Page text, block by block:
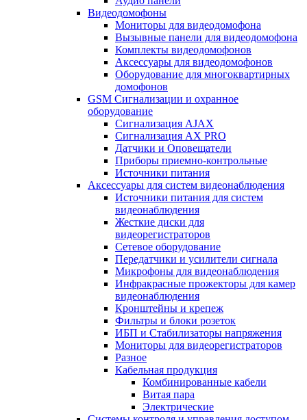
Видеодомофоны
Мониторы для видеодомофона
Вызывные панели для видеодомофона
Комплекты видеодомофонов
Аксессуары для видеодомофонов
Оборудование для многоквартирных
домофонов
GSM Сигнализации и охранное
оборудование
Сигнализация AJAX
Сигнализация AX PRO
Датчики и Оповещатели
Приборы приемно-контрольные
Источники питания
Аксессуары для систем видеонаблюдения
Источники питания для систем
видеонаблюдения
Жесткие диски для
видеорегистраторов
Сетевое оборудование
Передатчики и усилители сигнала
Микрофоны для видеонаблюдения
Инфракрасные прожекторы для камер
видеонаблюдения
Кронштейны и крепеж
Фильтры и блоки розеток
ИБП и Стабилизаторы напряжения
Мониторы для видеорегистраторов
Разное
Кабельная продукция
Комбинированные кабели
Витая пара
Электрические